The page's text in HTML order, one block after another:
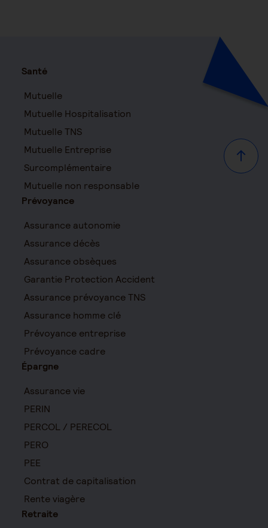
Haut
Santé
Mutuelle
Mutuelle Hospitalisation
Mutuelle TNS
Mutuelle Entreprise
Surcomplémentaire
Mutuelle non responsable
Prévoyance
Assurance autonomie
Assurance décès
Assurance obsèques
Garantie Protection Accident
Assurance prévoyance TNS
Assurance homme clé
Prévoyance entreprise
Prévoyance cadre
Épargne
Assurance vie
PERIN
PERCOL / PERECOL
PERO
PEE
Contrat de capitalisation
Rente viagère
Retraite